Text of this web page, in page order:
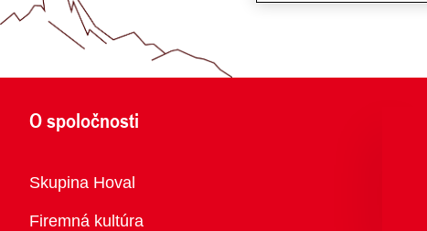
O spoločnosti
Prehľad
Skupina Hoval
Firemná kultúra